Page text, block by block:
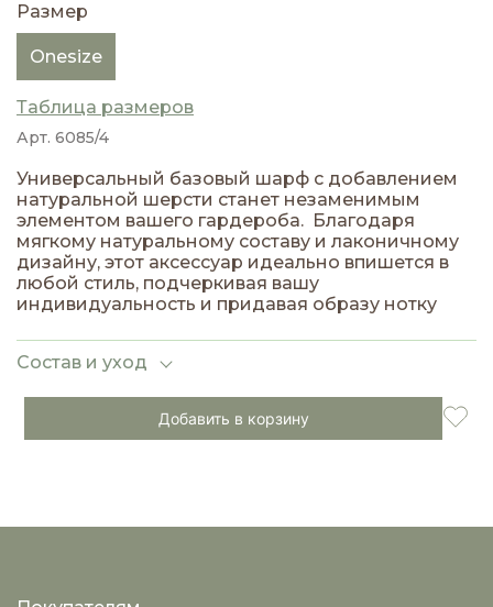
Размер
Onesize
Таблица размеров
Добавить в корзину
Арт. 6085/4
Универсальный базовый шарф с добавлением
натуральной шерсти станет незаменимым
элементом вашего гардероба. Благодаря
мягкому натуральному составу и лаконичному
дизайну, этот аксессуар идеально впишется в
любой стиль, подчеркивая вашу
индивидуальность и придавая образу нотку
Состав и уход